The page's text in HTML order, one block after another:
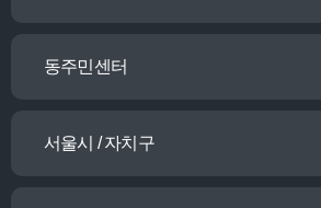
동주민센터
서울시 / 자치구